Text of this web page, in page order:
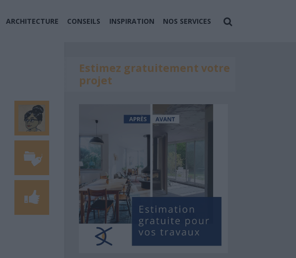
ARCHITECTURE CONSEILS INSPIRATION NOS SERVICES
Estimez gratuitement votre
projet